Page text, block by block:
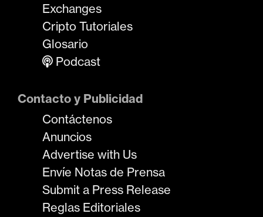
Exchanges
Cripto Tutoriales
Glosario
Podcast
Contacto y Publicidad
Contáctenos
Anuncios
Advertise with Us
Envíe Notas de Prensa
Submit a Press Release
Reglas Editoriales